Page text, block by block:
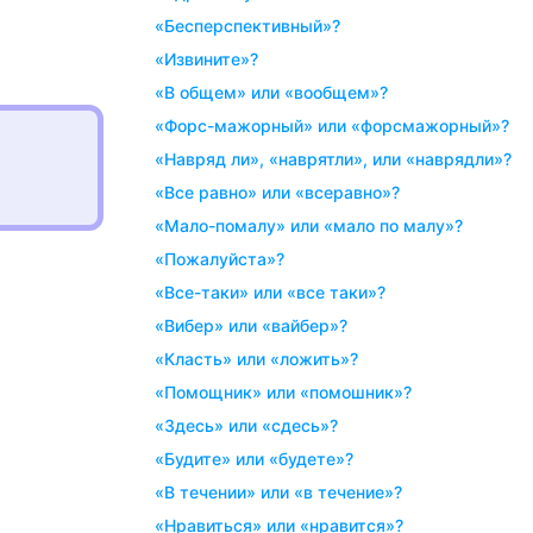
«бесперспективный»?
«извините»?
«в общем» или «вообщем»?
«форс-мажорный» или «форсмажорный»?
«навряд ли», «наврятли», или «наврядли»?
«все равно» или «всеравно»?
«мало-помалу» или «мало по малу»?
«пожалуйста»?
«все-таки» или «все таки»?
«вибер» или «вайбер»?
«класть» или «ложить»?
«помощник» или «помошник»?
«здесь» или «сдесь»?
«будите» или «будете»?
«в течении» или «в течение»?
«нравиться» или «нравится»?